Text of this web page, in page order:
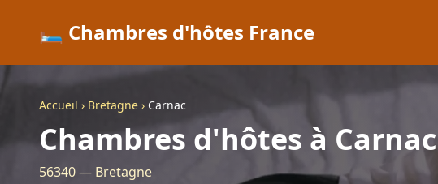
🛏️ Chambres d'hôtes France
Accueil › Bretagne › Carnac
Chambres d'hôtes à Carnac
56340 — Bretagne